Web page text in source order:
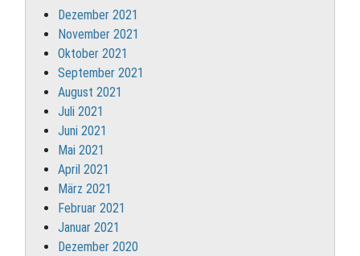
Dezember 2021
November 2021
Oktober 2021
September 2021
August 2021
Juli 2021
Juni 2021
Mai 2021
April 2021
März 2021
Februar 2021
Januar 2021
Dezember 2020